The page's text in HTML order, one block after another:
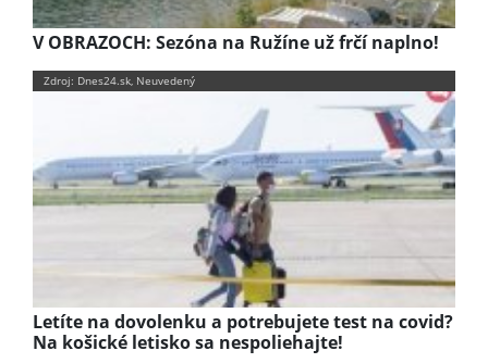
V OBRAZOCH: Sezóna na Ružíne už frčí naplno!
Zdroj: Dnes24.sk, Neuvedený
Letíte na dovolenku a potrebujete test na covid?
Na košické letisko sa nespoliehajte!